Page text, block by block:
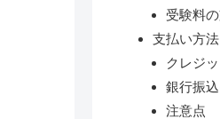
受験料
支払い方法
クレジ
銀行振
注意点